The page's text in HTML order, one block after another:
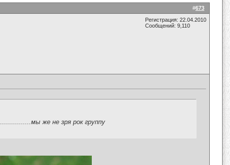
#673
Регистрация: 22.04.2010
Сообщений: 9,110
же не зря рок группу